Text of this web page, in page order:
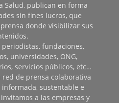
Salud, publican en forma
sin fines lucros, que
donde visibilizar sus
fundaciones,
universidades, ONG,
servicios públicos, etc…
de prensa colaborativa
sustentable e
a las empresas y